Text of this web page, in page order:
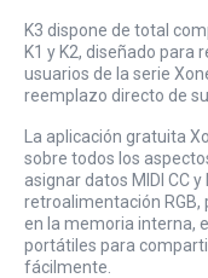
K3 dispone de total
K1 y K2, diseñado
usuarios de la serie
reemplazo directo de
La aplicación gratuita
sobre todos los
asignar datos MIDI CC
retroalimentación RGB,
en la memoria interna,
portátiles para
fácilmente.